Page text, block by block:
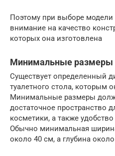
Поэтому при выборе
внимание на качество
которых она изготовлена
Минимальные размеры
Существует определенный
туалетного стола, которым
Минимальные размеры
достаточное пространство
косметики, а также
Обычно минимальная
около 40 см, а глубина